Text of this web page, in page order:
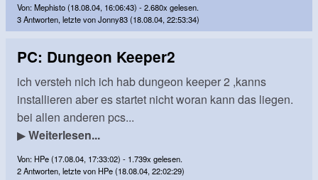
Von: Mephisto (18.08.04, 16:06:43) - 2.680x gelesen.
3 Antworten, letzte von Jonny83 (18.08.04, 22:53:34)
PC: Dungeon Keeper2
ich versteh nich ich hab dungeon keeper 2 ,kanns
installieren aber es startet nicht woran kann das liegen.
bei allen anderen pcs...
▶Weiterlesen...
Von: HPe (17.08.04, 17:33:02) - 1.739x gelesen.
2 Antworten, letzte von HPe (18.08.04, 22:02:29)